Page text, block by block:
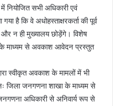
सभी अधिकारी एवं
है कि वे अधोहस्ताक्षरकर्ता की पूर्व
न ही मुख्यालय छोड़ेंगे। विशेष
के माध्यम से अवकाश आवेदन प्रस्तुत
स्वीकृत अवकाश के मामलों में भी
जिला जनगणना शाखा के माध्यम से
अधिकारी से अनिवार्य रूप से